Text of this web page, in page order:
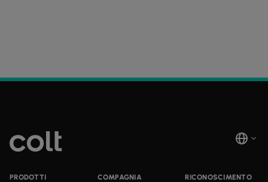
PRODOTTI
COMPAGNIA
RICONOSCIMENTO